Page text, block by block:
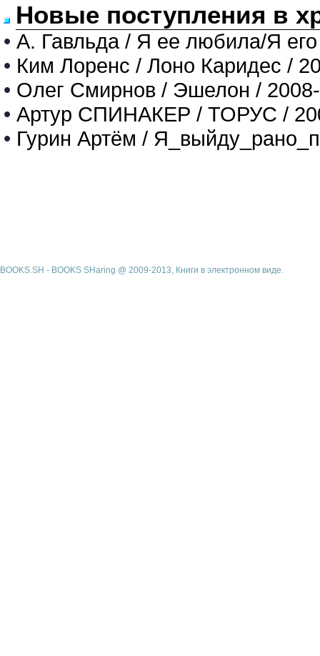
Новые поступления в
• А. Гавльда / Я ее любила/Я
• Ким Лоренс / Лоно Каридес /
• Олег Смирнов / Эшелон /
• Артур СПИНАКЕР / ТОРУС /
• Гурин Артём /
BOOKS.SH - BOOKS SHaring @ 2009-2013, Книги в электронном виде.